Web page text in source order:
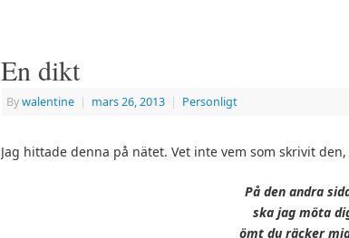
En dikt
Bywalentine | mars 26, 2013 | Personligt
Jag hittade denna på nätet. Vet inte vem som skrivit
På den andra
ska jag möta
ömt du räcker